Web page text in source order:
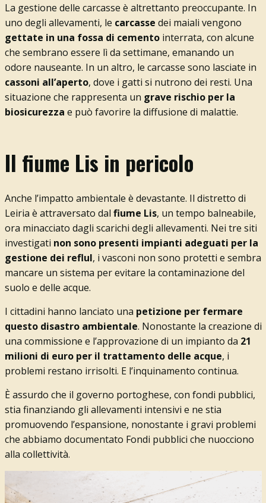
La gestione delle carcasse è altrettanto preoccupante. In
uno degli allevamenti, le carcasse dei maiali vengono
gettate in una fossa di cemento interrata, con alcune
che sembrano essere lì da settimane, emanando un
odore nauseante. In un altro, le carcasse sono lasciate in
cassoni all’aperto, dove i gatti si nutrono dei resti. Una
situazione che rappresenta un grave rischio per la
biosicurezza e può favorire la diffusione di malattie.
Il fiume Lis in pericolo
Anche l’impatto ambientale è devastante. Il distretto di
Leiria è attraversato dal fiume Lis, un tempo balneabile,
ora minacciato dagli scarichi degli allevamenti. Nei tre siti
investigati non sono presenti impianti adeguati per la
gestione dei refluI, i vasconi non sono protetti e sembra
mancare un sistema per evitare la contaminazione del
suolo e delle acque.
I cittadini hanno lanciato una petizione per fermare
questo disastro ambientale. Nonostante la creazione di
una commissione e l’approvazione di un impianto da 21
milioni di euro per il trattamento delle acque, i
problemi restano irrisolti. E l’inquinamento continua.
È assurdo che il governo portoghese, con fondi pubblici,
stia finanziando gli allevamenti intensivi e ne stia
promuovendo l’espansione, nonostante i gravi problemi
che abbiamo documentato Fondi pubblici che nuocciono
alla collettività.